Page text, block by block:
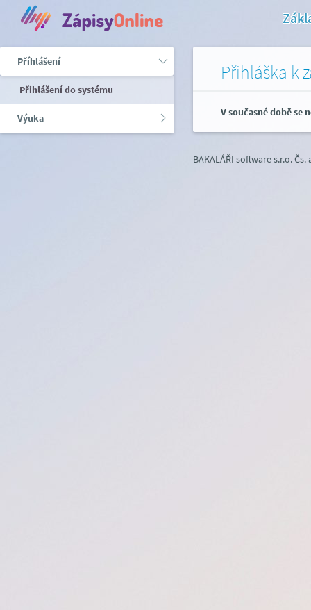
Příhlášení
Přihlášení do systému
Výuka
Přihláška k
V současné době se
BAKALÁŘI software s.r.o.Čs.